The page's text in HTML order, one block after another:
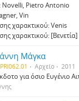
Novelli, Pietro Antonio
Vin
χαρακτικού: Venis
χαρακτικού: [Βενετία]
Μάγκα
Αρχείο 2011
για όσιο Ευγένιο